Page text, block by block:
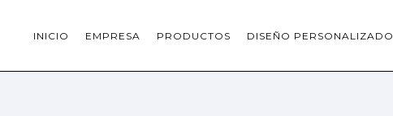
INICIO EMPRESA PRODUCTOS DISEÑO PERSONALIZADO